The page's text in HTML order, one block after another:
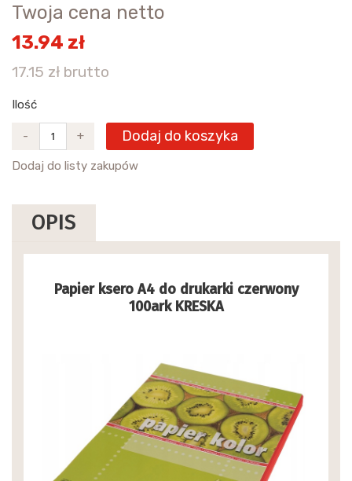
Twoja cena netto
13.94 zł
17.15 zł brutto
Ilość
- + Dodaj do koszyka
Dodaj do listy zakupów
OPIS
Papier ksero A4 do drukarki czerwony
100ark KRESKA